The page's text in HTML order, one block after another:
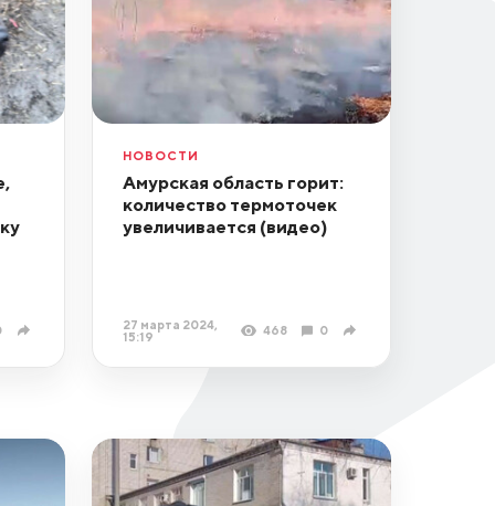
НОВОСТИ
Амурская область горит:
количество термоточек
увеличивается (видео)
27 марта 2024,
15:19
468 0